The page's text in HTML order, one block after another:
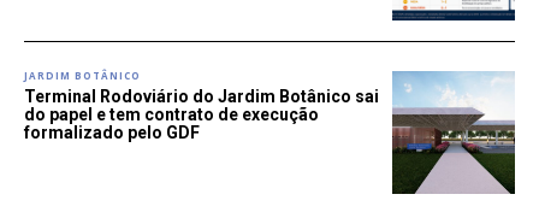
JARDIM BOTÂNICO
Terminal Rodoviário do Jardim Botânico sai
do papel e tem contrato de execução
formalizado pelo GDF